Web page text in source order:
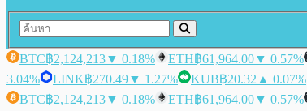
BTC฿2,124,213▼ 0.18% ETH฿61,964.00▼ 0.57%
3.04%
LINK฿270.49▼ 1.27% KUB฿20.32 ▲ 0.07%
BTC฿2,124,213▼ 0.18% ETH฿61,964.00▼ 0.57%